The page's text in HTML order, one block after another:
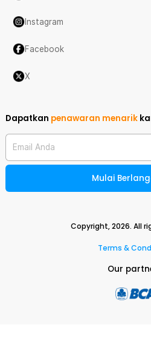
Instagram
Facebook
X
Dapatkan penawaran menarik
Email Anda
Mulai
Copyright,2026. All
Terms &
Our